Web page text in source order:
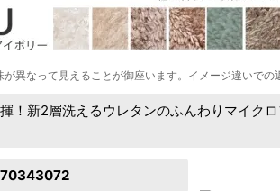
異なって見えることが御座います。イメージ違いでの
！新2層洗えるウレタンのふんわりマイク